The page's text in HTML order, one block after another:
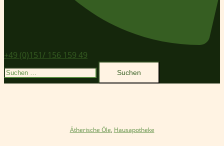
+49 (0)151/ 156 159 49
Suchen
nach:
Ätherische Öle, Hausapotheke